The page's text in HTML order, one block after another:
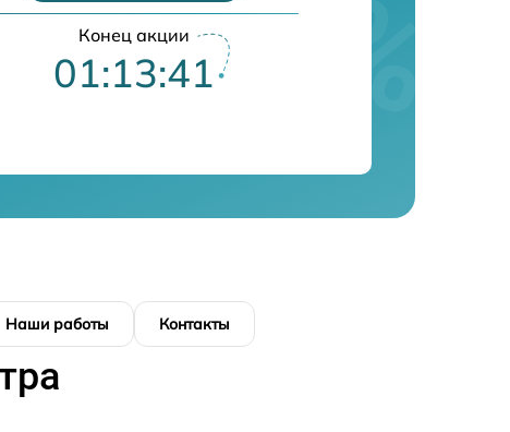
Конец акции
01:13:40
Наши работы Контакты